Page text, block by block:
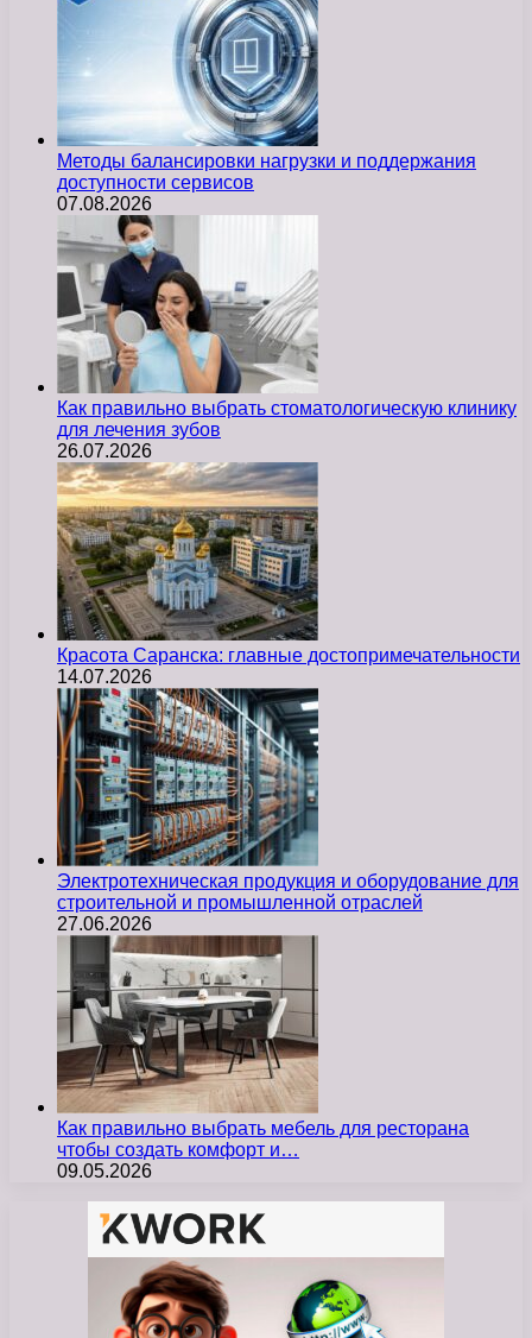
Методы балансировки нагрузки и поддержания
доступности сервисов
07.08.2026
Как правильно выбрать стоматологическую клинику
для лечения зубов
26.07.2026
Красота Саранска: главные достопримечательности
14.07.2026
Электротехническая продукция и оборудование для
строительной и промышленной отраслей
27.06.2026
Как правильно выбрать мебель для ресторана
чтобы создать комфорт и…
09.05.2026